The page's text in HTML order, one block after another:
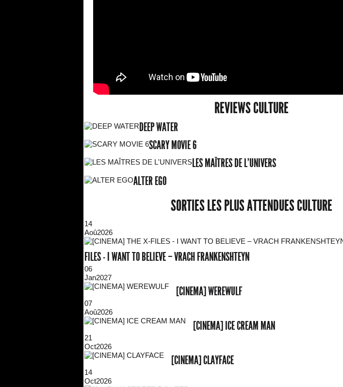
REVIEWS CULTURE
DEEP WATER
SCARY MOVIE 6
LES MAÎTRES DE L'UNIVERS
ALTER EGO
SORTIES LES PLUS ATTENDUES CULTURE
14
Aoû2026
FILES - I WANT TO BELIEVE – VRACH FRANKENSHTEYN
06
Jan2027
[CINEMA] WEREWULF
07
Aoû2026
[CINEMA] ICE CREAM MAN
21
Oct2026
[CINEMA] CLAYFACE
14
Oct2026